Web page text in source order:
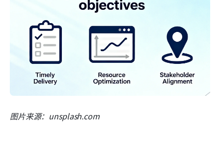
图片来源：unsplash.com